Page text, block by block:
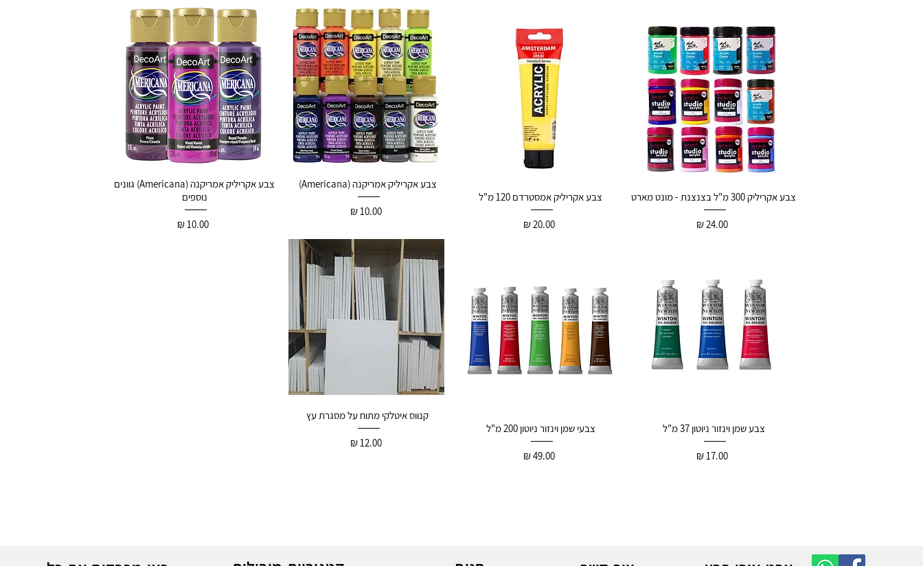
צבע אקריליק 300 מ"ל בצנצנת - מונט מארט
24.00 ₪
צבע שמן וינזור ניוטון 37 מ"ל
17.00 ₪
צבע אקריליק אמסטרדם 120 מ"ל
20.00 ₪
צבעי שמן וינזור ניוטון 200 מ"ל
49.00 ₪
צבע אקריליק אמריקנה (Americana)
10.00 ₪
קנווס איטלקי מתוח על מסגרת עץ
12.00 ₪
צבע אקריליק אמריקנה (Americana) גוונים
נוספים
10.00 ₪